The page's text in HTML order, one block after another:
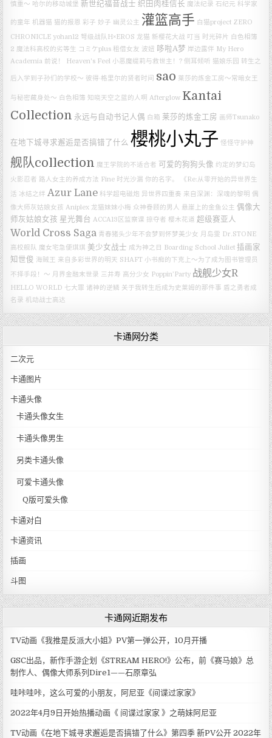
慎重～ 哈尔的移动城堡 新世纪福音战士 织田肉桂信长 魔法纪录 石纪元 科学家
的童年 机器猫 猫的报恩 彩子 妙子 幽灵公主 灌篮高手 白猫project ZERO
CHRONICLE yohan12 弩级战队H×EROS 龙猫 新樱花大战 叮当 时光碎片 白色相簿
2 魔法科高校的劣等生 コミケplus 租借女友 波妞 哆啦A梦 岸边露伴 My Hero
Academia 前说！ Heaven's Feel 小恶魔缇莉与救世主！? 侧耳倾听 猫娘乐园 转生之
后入学到子孙们的学校～ 彼得·格里尔的贤者时间 sao 莱莎的炼金工房～常暗女王
与秘密藏身处～ 白色相簿 知晓天空之蓝的人啊 Afterglow Kantai
Collection 永远与自动书记人偶 白箱 莱莎的炼金工房 画师Tsunako
在地下城寻求邂逅是否搞错了什么 櫻桃小丸子 怪怪守护神
舰队collection 魔王学院的不适合者 可爱的狗狗头像 约定的梦幻岛
火影忍者 路人女主的养成方法 Fine 时光沙漏 你的名字。
《Re:从零开始的异世界生
活 冰结之绊 Azur Lane 科学超电磁炮 异世界四重奏 来自深渊：深魂的黎明 偶
像大师灰姑娘女孩 Aniplex 龙猫妹妹小梅 众神眷顾的男人 悬崖上的金鱼公主 偶像大
师灰姑娘女孩 星光舞台 ACCA13区监察课 掠夺者 樱木花道 超级赛亚人
World Cross Saga 青春猪头少年不会梦到怀梦美少女 月岛雯 Dr.STONE
高校舰队 魔女宅急便琪琪 美少女战士 成为神之日 Boarding School Juliet 插画家
知世俊 海贼王 来自多彩世界的明天 SHAFT 小书痴的下克上～为了成为图书管理员
不择手段！～ 月界金融末世录 三井寿 高分少女 Poppin’Party 战舰少女R
HELLO WORLD 七大罪 诸神的逆鳞 关于我转生后成为史莱姆的那件事 盾之勇者成
名录 机动战士高达
卡通网分类
二次元
卡通图片
卡通头像
卡通头像女生
卡通头像男生
另类卡通头像
可爱卡通头像
Q版可爱头像
卡通对白
卡通资讯
插画
斗图
卡通网近期发布
TV动画《我推是反派大小姐》PV第一弹公开，10月开播
GSC出品，新作手游企划《STREAM HERO!》公布，前《赛马娘》总
制作人、偶像大师系列Dire1——石原章弘
哇咔哇咔，这么可爱的小朋友，阿尼亚《间谍过家家》
2022年4月9日开始热播动画《 间谍过家家 》之萌妹阿尼亚
TV动画《在地下城寻求邂逅是否搞错了什么》第四季 新PV公开 2022年